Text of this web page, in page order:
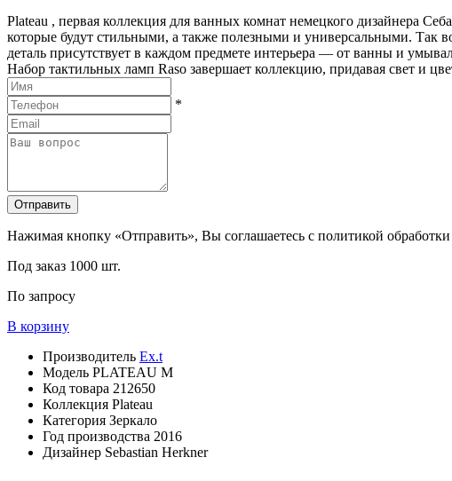
Plateau , первая коллекция для ванных комнат немецкого дизайнера
которые будут стильными, а также полезными и универсальными. Так
деталь присутствует в каждом предмете интерьера — от ванны и
Набор тактильных ламп Raso завершает коллекцию, придавая свет и
*
Отправить
Нажимая кнопку «Отправить», Вы соглашаетесь с политикой обработки
Под заказ 1000 шт.
По запросу
В корзину
Производитель Ex.t
Модель PLATEAU M
Код товара 212650
Коллекция Plateau
Категория Зеркало
Год производства 2016
Дизайнер Sebastian Herkner